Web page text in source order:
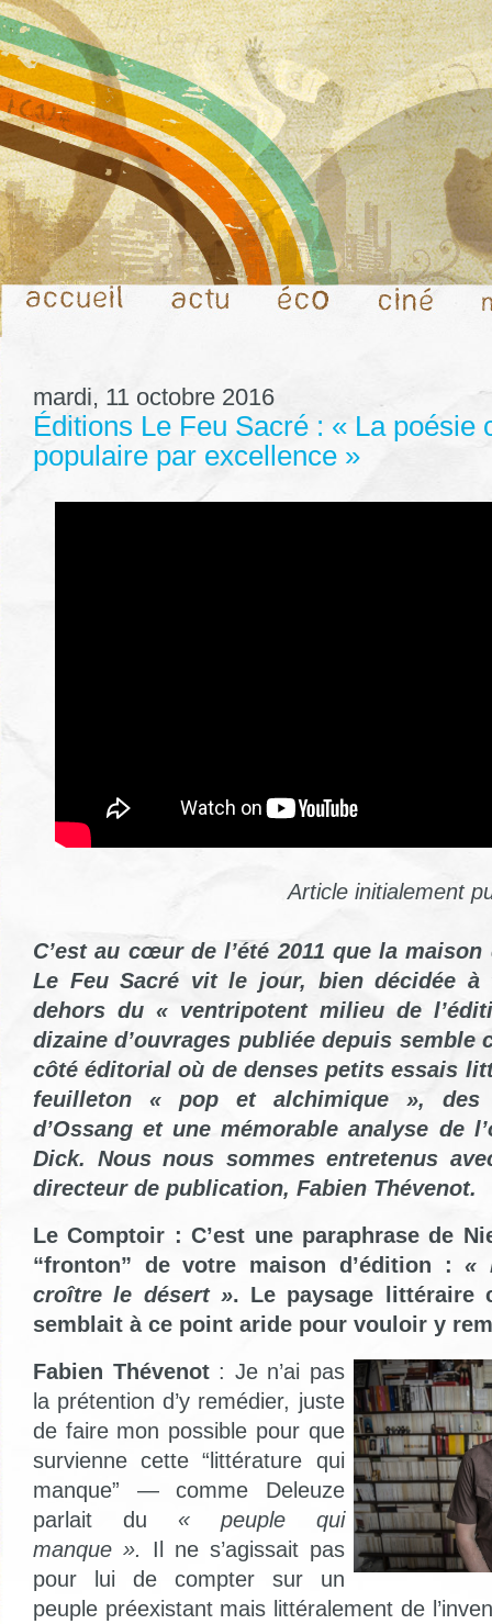
mardi, 11 octobre 2016
Éditions Le Feu Sacré : « La poésie
populaire par excellence »
Article initialement
C’est au cœur de l’été 2011 que la
Le Feu Sacré vit le jour, bien décidée à
dehors du « ventripotent milieu de
dizaine d’ouvrages publiée depuis semble
côté éditorial où de denses petits essais
feuilleton « pop et alchimique », des
d’Ossang et une mémorable analyse de
Dick. Nous nous sommes entretenus
directeur de publication, Fabien Thévenot.
Le Comptoir : C’est une paraphrase de
“fronton” de votre maison d’édition :«
croître le désert ». Le paysage littéraire
semblait à ce point aride pour vouloir y
Fabien Thévenot: Je n’ai pas
la prétention d’y remédier, juste
de faire mon possible pour que
survienne cette “littérature qui
manque” — comme Deleuze
parlait du « peuple qui
manque ».
Il ne s’agissait pas
pour lui de compter sur un
peuple préexistant mais littéralement de